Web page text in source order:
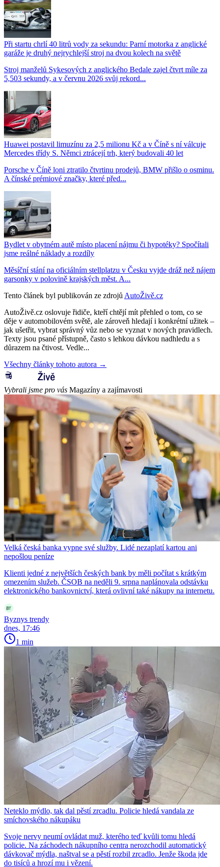
Při startu chrlí 40 litrů vody za sekundu: Parní motorka z anglické
garáže je druhý nejrychlejší stroj na dvou kolech na světě
Stroj manželů Sykesových z anglického Bedale zajel čtvrt míle za
5,503 sekundy, a v červnu 2026 svůj rekord...
Huawei postavil limuzínu za 2,5 milionu Kč a v Číně s ní válcuje
Mercedes třídy S. Němci ztrácejí trh, který budovali 40 let
Porsche v Číně loni ztratilo čtvrtinu prodejů, BMW přišlo o osminu.
A čínské prémiové značky, které před...
Bydlet v obytném autě místo placení nájmu či hypotéky? Spočítali
jsme reálné náklady a rozdíly
Měsíční stání na oficiálním stellplatzu v Česku vyjde dráž než nájem
garsonky v polovině krajských měst. A...
Tento článek byl publikován ze zdrojů AutoŽivě.cz
AutoŽivě.cz oslovuje řidiče, kteří chtějí mít přehled o tom, co se
děje v automobilovém světě, ale zároveň hledají i konkrétní užitek –
jak ušetřit, vybrat správný vůz nebo se vyznat v nových pravidlech.
Texty jsou psané přístupně, často s lehkou dávkou nadhledu a s
důrazem na čtivost. Vedle...
Všechny články tohoto autora →
Vybrali jsme pro vás Magazíny a zajímavosti
Velká česká banka vypne své služby. Lidé nezaplatí kartou ani
nepošlou peníze
Klienti jedné z největších českých bank by měli počítat s krátkým
omezením služeb. ČSOB na neděli 9. srpna naplánovala odstávku
elektronického bankovnictví, která ovlivní také nákupy na internetu.
Byznys trendy
dnes, 17:46
1 min
Neteklo mýdlo, tak dal pěstí zrcadlu. Policie hledá vandala ze
smíchovského nákupáku
Svoje nervy neumí ovládat muž, kterého teď kvůli tomu hledá
policie. Na záchodech nákupního centra nerozchodil automatický
dávkovač mýdla, naštval se a pěstí rozbil zrcadlo. Jenže škoda jde
do tisíců a hrozí mu i vězení.